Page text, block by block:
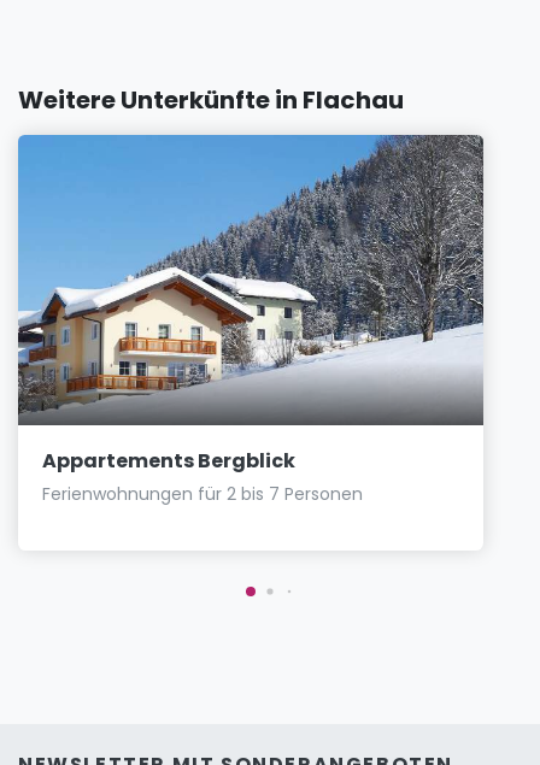
Weitere Unterkünfte in Flachau
Appartements Bergblick
Ferienwohnungen für 2 bis 7 Personen